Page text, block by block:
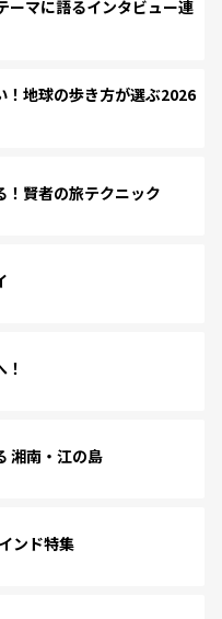
ーマに語るインタビュー連
！地球の歩き方が選ぶ2026
！賢者の旅テクニック
湘南・江の島
ンド特集